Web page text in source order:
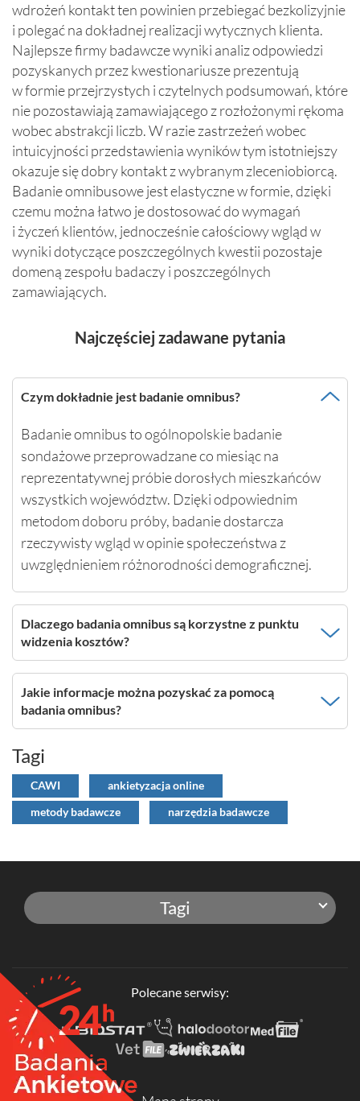
wdrożeń kontakt ten powinien przebiegać bezkolizyjnie
i polegać na dokładnej realizacji wytycznych klienta.
Najlepsze firmy badawcze wyniki analiz odpowiedzi
pozyskanych przez kwestionariusze prezentują
w formie przejrzystych i czytelnych podsumowań, które
nie pozostawiają zamawiającego z rozłożonymi rękoma
wobec abstrakcji liczb. W razie zastrzeżeń wobec
intuicyjności przedstawienia wyników tym istotniejszy
okazuje się dobry kontakt z wybranym zleceniobiorcą.
Badanie omnibusowe jest elastyczne w formie, dzięki
czemu można łatwo je dostosować do wymagań
i życzeń klientów, jednocześnie całościowy wgląd w
wyniki dotyczące poszczególnych kwestii pozostaje
domeną zespołu badaczy i poszczególnych
zamawiających.
Najczęściej zadawane pytania
Czym dokładnie jest badanie omnibus?
Badanie omnibus to ogólnopolskie badanie
sondażowe przeprowadzane co miesiąc na
reprezentatywnej próbie dorosłych mieszkańców
wszystkich województw. Dzięki odpowiednim
metodom doboru próby, badanie dostarcza
rzeczywisty wgląd w opinie społeczeństwa z
uwzględnieniem różnorodności demograficznej.
Dlaczego badania omnibus są korzystne z punktu
widzenia kosztów?
Jakie informacje można pozyskać za pomocą
badania omnibus?
Tagi
CAWI ankietyzacja online
metody badawcze narzędzia badawcze
Tagi
Polecane serwisy: